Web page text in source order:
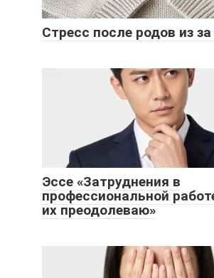
Стресс после родов из за
Эссе «Затруднения в
профессиональной
их преодолеваю»